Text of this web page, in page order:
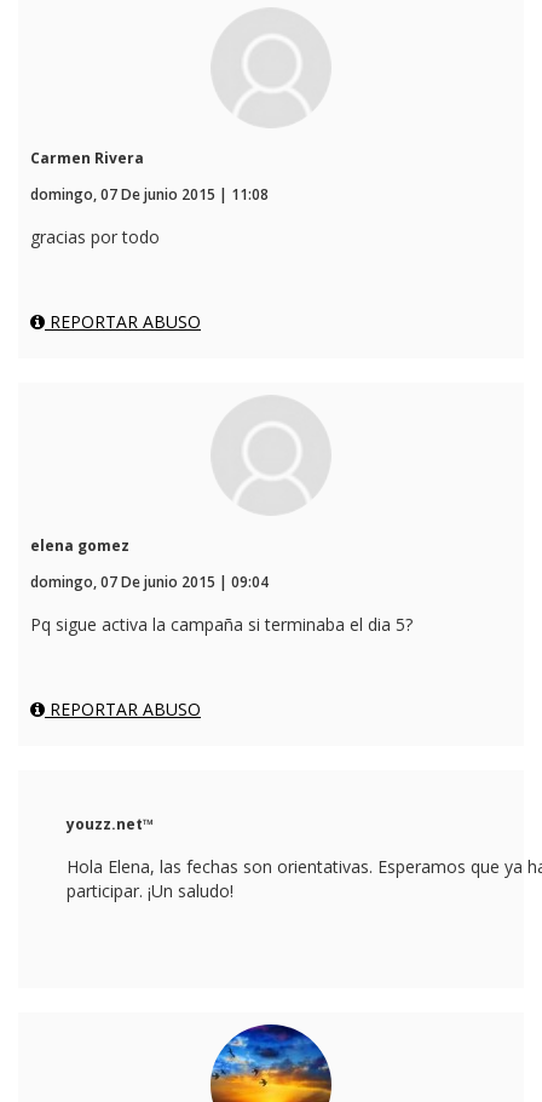
Carmen Rivera
domingo, 07 De junio 2015 | 11:08
gracias por todo
REPORTAR ABUSO
elena gomez
domingo, 07 De junio 2015 | 09:04
Pq sigue activa la campaña si terminaba el dia 5?
REPORTAR ABUSO
youzz.net™
Hola Elena, las fechas son orientativas. Esperamos que ya
participar. ¡Un saludo!